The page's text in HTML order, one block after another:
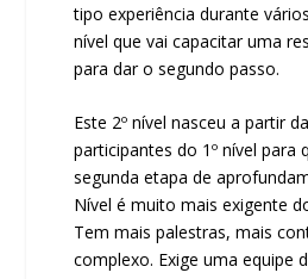
tipo experiência durante
nível que vai capacitar uma
para dar o segundo passo.
Este 2º nível nasceu a partir
participantes do 1º nível para
segunda etapa de
Nível é muito mais exigente
Tem mais palestras, mais
complexo. Exige uma equipe